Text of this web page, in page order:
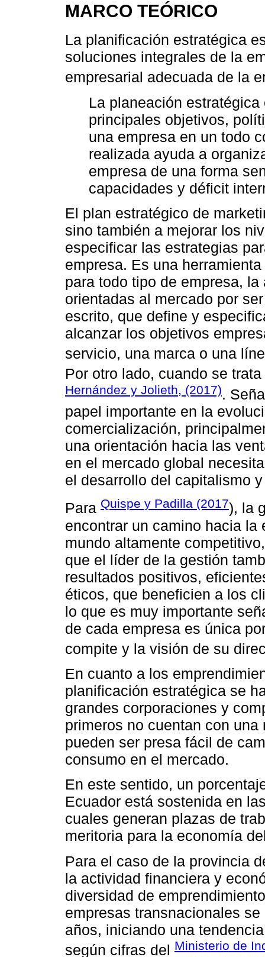
MARCO TEÓRICO
La planificación estratégica
soluciones integrales de la
empresarial adecuada de la
La planeación
principales objetivos,
una empresa en un todo
realizada ayuda a
empresa de una forma
capacidades y déficit
El plan estratégico de
sino también a mejorar los
especificar las estrategias
empresa. Es una
para todo tipo de empresa,
orientadas al mercado por
escrito, que define y
alcanzar los objetivos
servicio, una marca o una
Por otro lado, cuando se
Hernández y Jolieth, (2017).
papel importante en la
comercialización,
una orientación hacia las
en el mercado global
el desarrollo del capitalismo
Para Quispe y Padilla (2017), la
encontrar un camino hacia
mundo altamente
que el líder de la gestión
resultados positivos,
éticos, que beneficien a los
lo que es muy importante
de cada empresa es única
compite y la visión de su
En cuanto a los
planificación estratégica se
grandes corporaciones y
primeros no cuentan con
pueden ser presa fácil de
consumo en el mercado.
En este sentido, un
Ecuador está sostenida en
cuales generan plazas de
meritoria para la economía
Para el caso de la provincia
la actividad financiera y
diversidad de
empresas transnacionales
años, iniciando una
según cifras del Ministerio de